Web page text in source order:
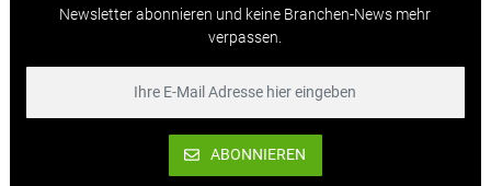
Newsletter abonnieren und keine Branchen-News mehr
verpassen.
ABONNIEREN